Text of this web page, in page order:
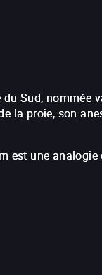
Sud, nommée
la proie, son
est une analogie